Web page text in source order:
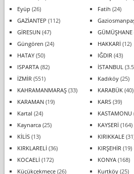
Eyüp (26) Fatih (24)
GAZİANTEP (112)
GİRESUN(47) GÜMÜŞHANE
Güngören (24) HAKKARİ (12)
HATAY(50) IĞDIR (43)
ISPARTA(82) İSTANBUL
İZMİR (551) Kadıköy(25)
KAHRAMANMARAŞ(33) KARABÜK(40)
KARAMAN(19) KARS(39)
Kartal (24) KASTAMONU
Kaynarca(25) KAYSERİ (164)
KİLİS(13) KIRIKKALE
KIRKLARELİ (36) KIRŞEHİR (19)
KOCAELİ (172) KONYA(168)
Küçükçekmece(26) Kurtköy(25)